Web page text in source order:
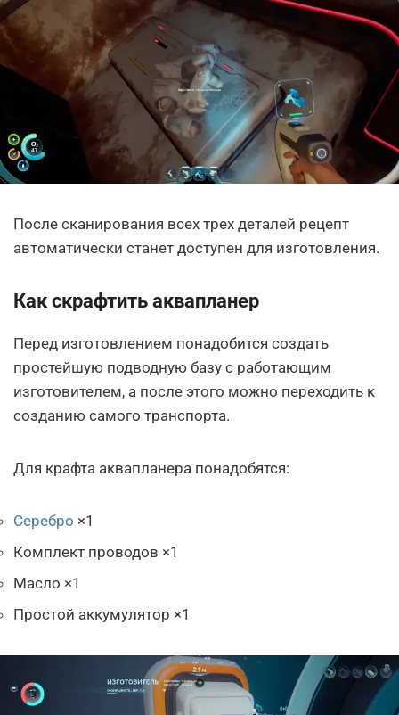
После сканирования всех трех деталей рецепт
автоматически станет доступен для изготовления.
Как скрафтить аквапланер
Перед изготовлением понадобится создать
простейшую подводную базу с работающим
изготовителем, а после этого можно переходить к
созданию самого транспорта.
Для крафта аквапланера понадобятся:
Серебро ×1
Комплект проводов ×1
Масло ×1
Простой аккумулятор ×1